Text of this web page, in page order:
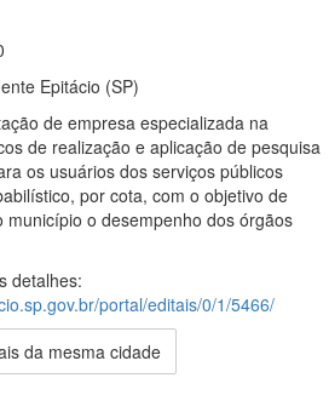
Epitácio (SP)
de empresa especializada na
de realização e aplicação de pesquisa
os usuários dos serviços públicos
por cota, com o objetivo de
o desempenho dos órgãos
detalhes:
portal/editais/0/1/5466/
da mesma cidade